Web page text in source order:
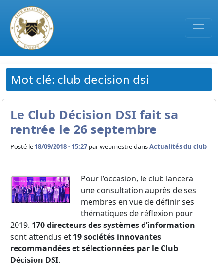
Passer au contenu principal
Mot clé: club decision dsi
Le Club Décision DSI fait sa
rentrée le 26 septembre
Posté le 18/09/2018 - 15:27 parwebmestre dansActualités du club
Pour l’occasion, le club lancera
une consultation auprès de ses
membres en vue de définir ses
thématiques de réflexion pour
2019. 170 directeurs des systèmes d’information
sont attendus et 19 sociétés innovantes
recommandées et sélectionnées par le Club
Décision DSI.